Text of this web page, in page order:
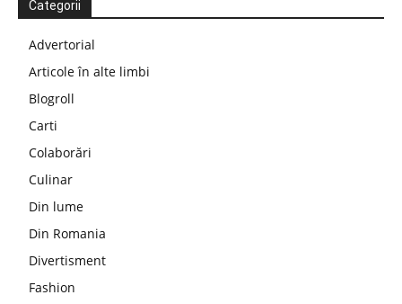
Categorii
Advertorial
Articole în alte limbi
Blogroll
Carti
Colaborări
Culinar
Din lume
Din Romania
Divertisment
Fashion